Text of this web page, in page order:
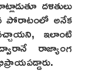
దళితులు
పోరాటంలో అనేక
ఇలాంటి
రాజ్యాంగ